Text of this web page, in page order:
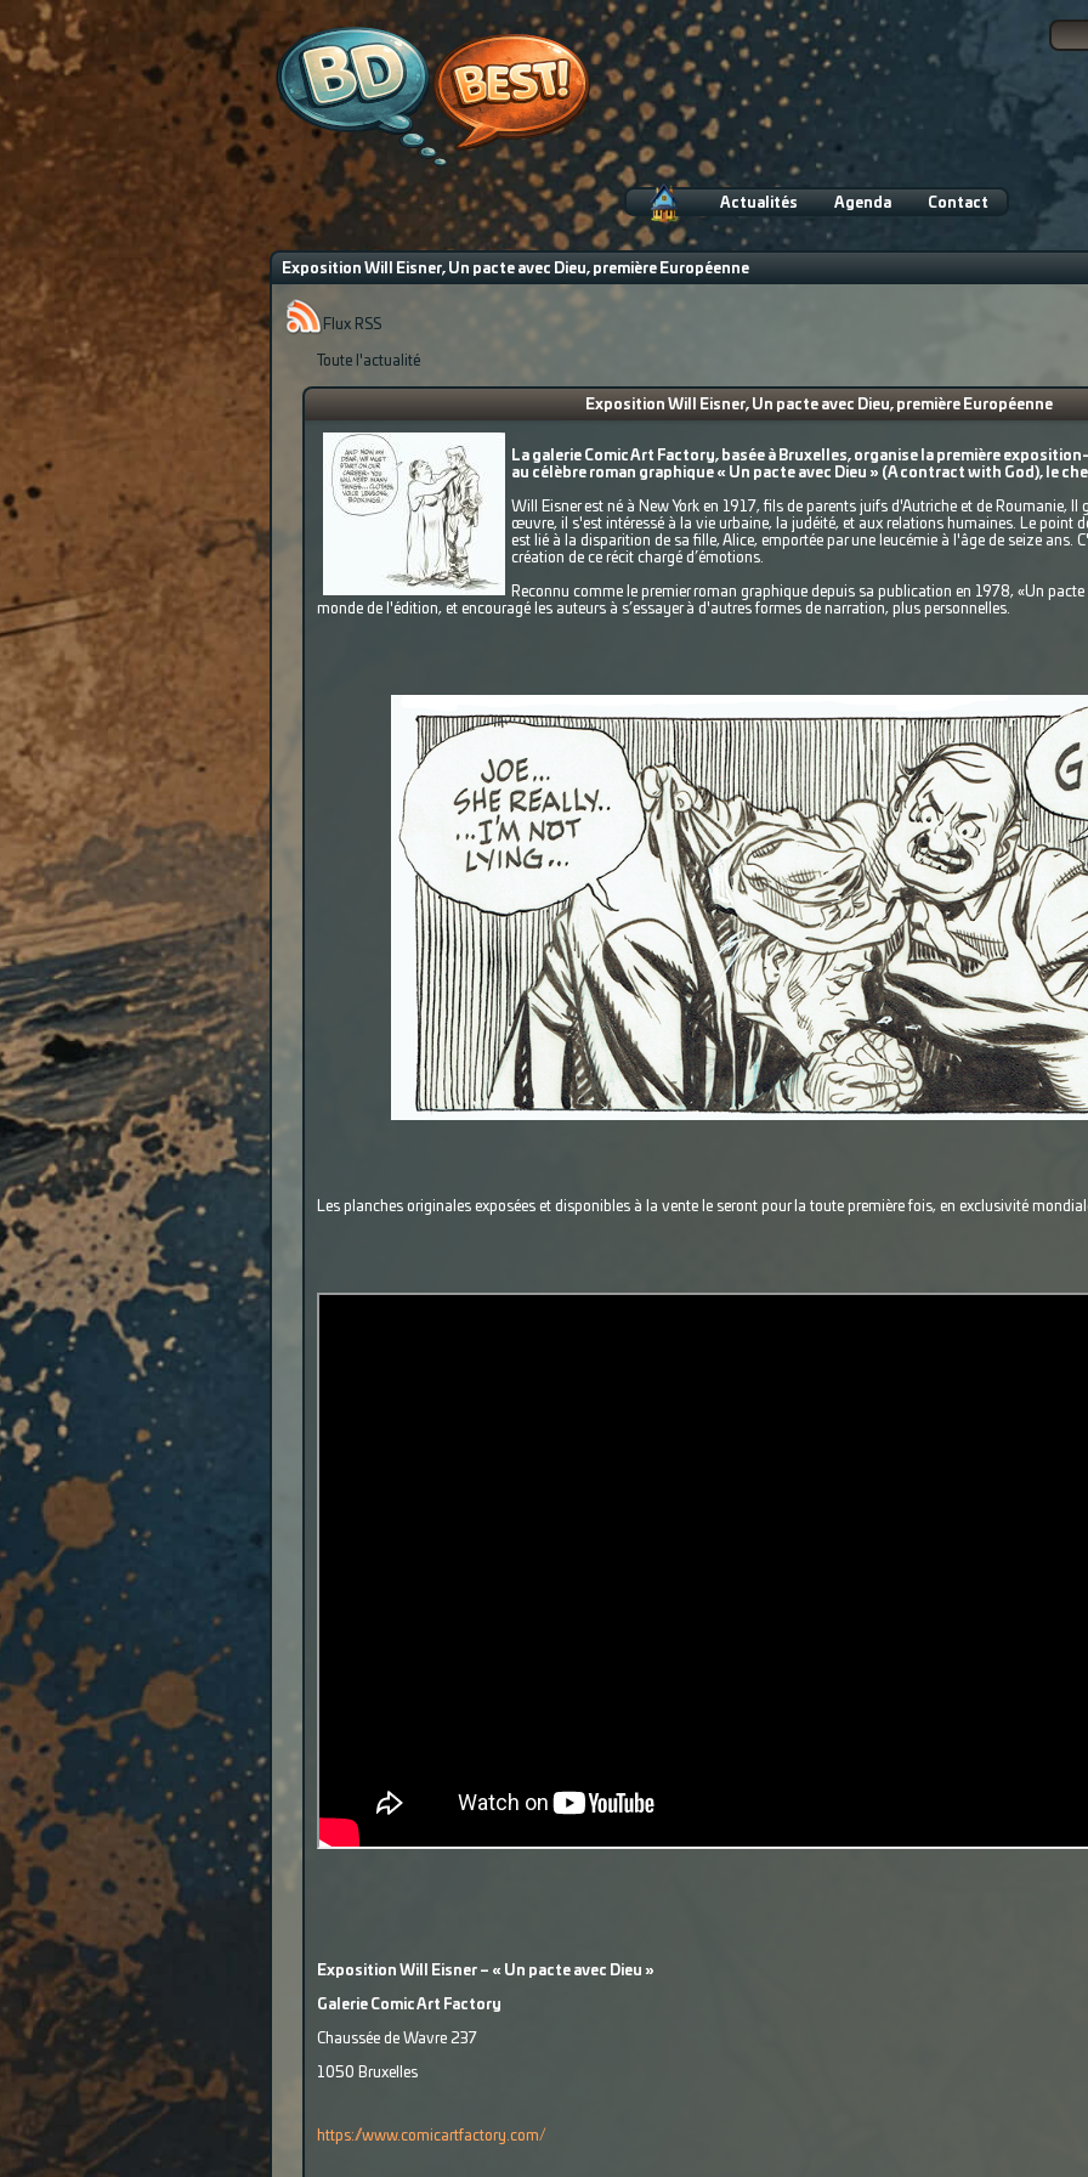
Actualités Agenda Contact
Exposition Will Eisner, Un pacte avec Dieu, première Européenne
Flux RSS
Toute l'actualité
Exposition Will Eisner, Un pacte avec Dieu, première Européenne
La galerie Comic Art Factory, basée à Bruxelles, organise la première
au célèbre roman graphique « Un pacte avec Dieu » (A contract with God), le
Will Eisner est né à New York en 1917, fils de parents juifs d'Autriche et de Roumanie, Il
œuvre, il s'est intéressé à la vie urbaine, la judéité, et aux relations humaines. Le point
est lié à la disparition de sa fille, Alice, emportée par une leucémie à l'âge de seize ans.
création de ce récit chargé d’émotions.
Reconnu comme le premier roman graphique depuis sa publication en 1978, «Un
monde de l'édition, et encouragé les auteurs à s’essayer à d'autres formes de narration, plus personnelles.
Les planches originales exposées et disponibles à la vente le seront pour la toute première fois, en exclusivité
Exposition Will Eisner – « Un pacte avec Dieu »
Galerie Comic Art Factory
Chaussée de Wavre 237
1050 Bruxelles
https://www.comicartfactory.com/